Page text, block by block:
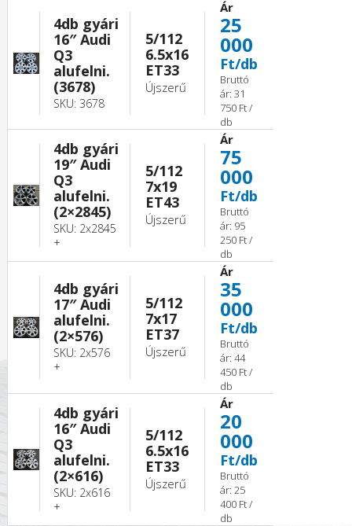
4db gyári
16″ Audi
Q3
alufelni.
(3678)
SKU: 3678
5/112
6.5x16
ET33
Újszerű
Ár
25
000
Ft/db
Bruttó
ár: 31
750 Ft /
db
4db gyári
19″ Audi
Q3
alufelni.
(2×2845)
SKU: 2x2845
+
5/112
7x19
ET43
Újszerű
Ár
75
000
Ft/db
Bruttó
ár: 95
250 Ft /
db
4db gyári
17″ Audi
alufelni.
(2×576)
SKU: 2x576
+
5/112
7x17
ET37
Újszerű
Ár
35
000
Ft/db
Bruttó
ár: 44
450 Ft /
db
4db gyári
16″ Audi
Q3
alufelni.
(2×616)
SKU: 2x616
+
5/112
6.5x16
ET33
Újszerű
Ár
20
000
Ft/db
Bruttó
ár: 25
400 Ft /
db